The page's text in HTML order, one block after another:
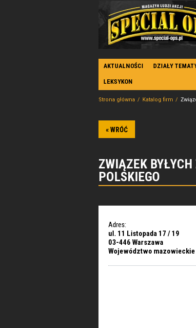
AKTUALNOŚCI DZIAŁY
LEKSYKON
Strona główna Katalog firm
« WRÓĆ
ZWIĄZEK BYŁYCH
POLSKIEGO
Adres:
ul. 11 Listopada 17 / 19
03-446 Warszawa
Województwo mazowieckie